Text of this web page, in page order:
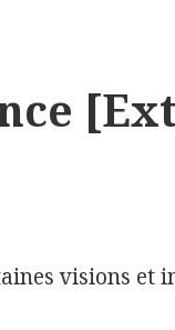
visions et